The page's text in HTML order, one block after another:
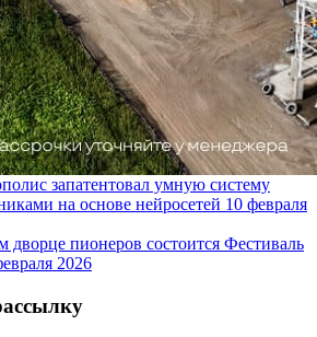
запатентовал умную систему
на основе нейросетей 10 февраля
дворце пионеров состоится Фестиваль
2026